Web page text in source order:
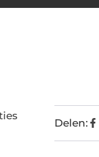
Delen: